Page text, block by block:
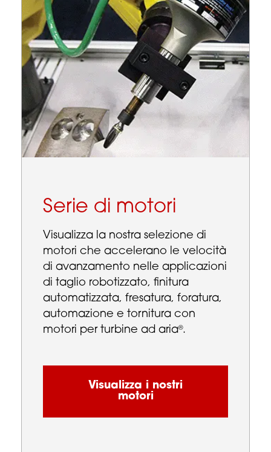
Serie di motori
Visualizza la nostra selezione di
motori che accelerano le velocità
di avanzamento nelle applicazioni
di taglio robotizzato, finitura
automatizzata, fresatura, foratura,
automazione e tornitura con
motori per turbine ad aria®.
Visualizza i nostri
motori